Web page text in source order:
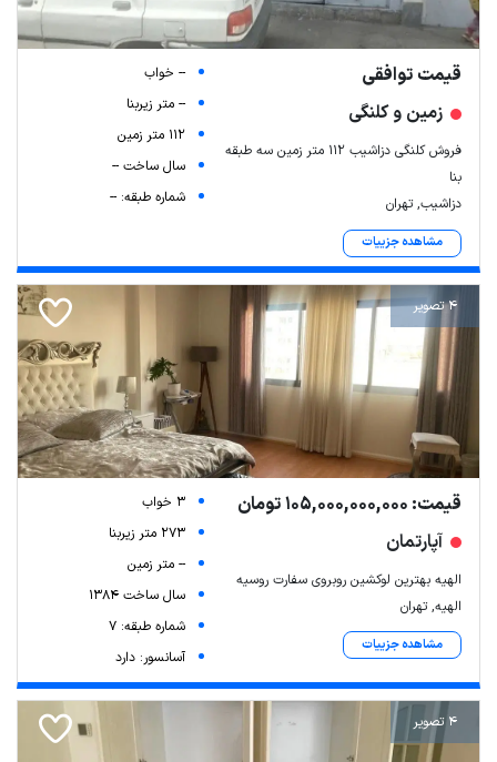
قیمت توافقی
زمین و کلنگی
فروش کلنگی دزاشیب 112 متر زمین سه طبقه
بنا
دزاشیب, تهران
مشاهده جزییات
-- خواب
-- متر زیربنا
112 متر زمین
سال ساخت --
شماره طبقه: --
4 تصویر
قیمت: 105,000,000,000 تومان
آپارتمان
الهیه بهترین لوکشین روبروی سفارت روسیه
الهیه, تهران
مشاهده جزییات
3 خواب
273 متر زیربنا
-- متر زمین
سال ساخت 1384
شماره طبقه: 7
آسانسور: دارد
4 تصویر